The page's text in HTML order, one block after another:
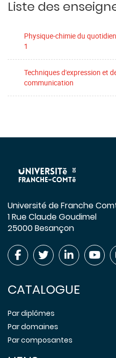
Liste des
Physique-chimie du quotidien
1
Techniques d'expression et
communication
Université de Franche
1 Rue Claude Goudimel
25000 Besançon
CATALOGUE
Par diplômes
Par domaines
Par composantes